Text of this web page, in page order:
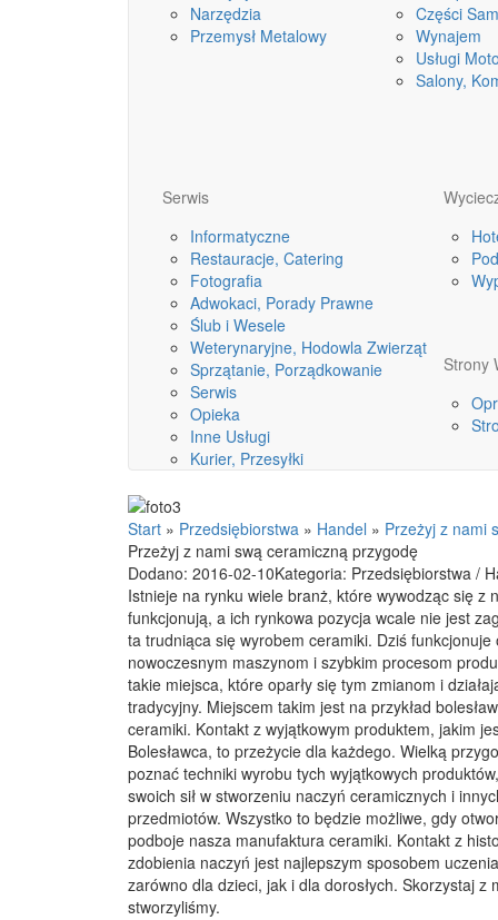
Narzędzia
Przemysł Metalowy
Części
Wynajem
Usługi
Salony,
Serwis
Informatyczne
Restauracje, Catering
Fotografia
Adwokaci, Porady Prawne
Ślub i Wesele
Weterynaryjne, Hodowla Zwierząt
Sprzątanie, Porządkowanie
Serwis
Opieka
Inne Usługi
Kurier, Przesyłki
Strony
Start » Przedsiębiorstwa » Handel » Przeżyj z nami
Przeżyj z nami swą ceramiczną przygodę
Dodano: 2016-02-10Kategoria: Przedsiębiorstwa /
Istnieje na rynku wiele branż, które wywodząc się z
funkcjonują, a ich rynkowa pozycja wcale nie jest
ta trudniąca się wyrobem ceramiki. Dziś funkcjonuje
nowoczesnym maszynom i szybkim procesom
takie miejsca, które oparły się tym zmianom i
tradycyjny. Miejscem takim jest na przykład
ceramiki. Kontakt z wyjątkowym produktem, jakim
Bolesławca, to przeżycie dla każdego. Wielką
poznać techniki wyrobu tych wyjątkowych
swoich sił w stworzeniu naczyń ceramicznych i
przedmiotów. Wszystko to będzie możliwe, gdy
podboje nasza manufaktura ceramiki. Kontakt z
zdobienia naczyń jest najlepszym sposobem
zarówno dla dzieci, jak i dla dorosłych. Skorzystaj z
stworzyliśmy.